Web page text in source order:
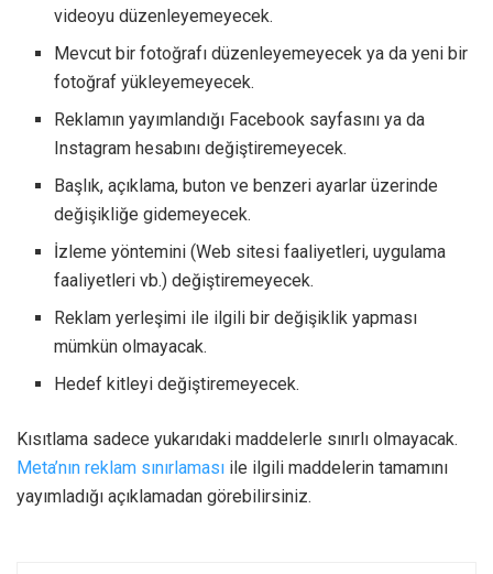
videoyu düzenleyemeyecek.
Mevcut bir fotoğrafı düzenleyemeyecek ya da yeni bir
fotoğraf yükleyemeyecek.
Reklamın yayımlandığı Facebook sayfasını ya da
Instagram hesabını değiştiremeyecek.
Başlık, açıklama, buton ve benzeri ayarlar üzerinde
değişikliğe gidemeyecek.
İzleme yöntemini (Web sitesi faaliyetleri, uygulama
faaliyetleri vb.) değiştiremeyecek.
Reklam yerleşimi ile ilgili bir değişiklik yapması
mümkün olmayacak.
Hedef kitleyi değiştiremeyecek.
Kısıtlama sadece yukarıdaki maddelerle sınırlı olmayacak.
Meta’nın reklam sınırlaması ile ilgili maddelerin tamamını
yayımladığı açıklamadan görebilirsiniz.